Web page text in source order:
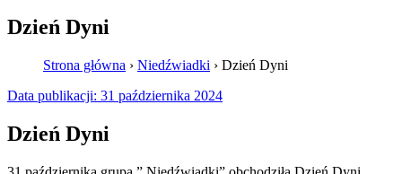
Dzień Dyni
Strona główna › Niedźwiadki › Dzień Dyni
Data publikacji: 31 października 2024
Dzień Dyni